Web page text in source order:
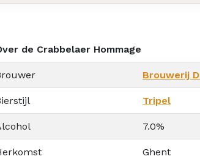
de Crabbelaer Hommage
Brouwerij
Tripel
7.0%
Ghent